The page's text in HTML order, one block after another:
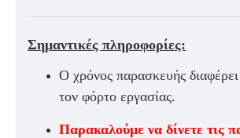
Σημαντικές πληροφορίες:
Ο χρόνος παρασκευής
τον φόρτο εργασίας.
Παρακαλούμε να δίνετε τις